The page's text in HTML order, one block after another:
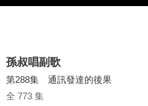
孫叔唱副歌
第288集 通訊發達的後果
全 773 集